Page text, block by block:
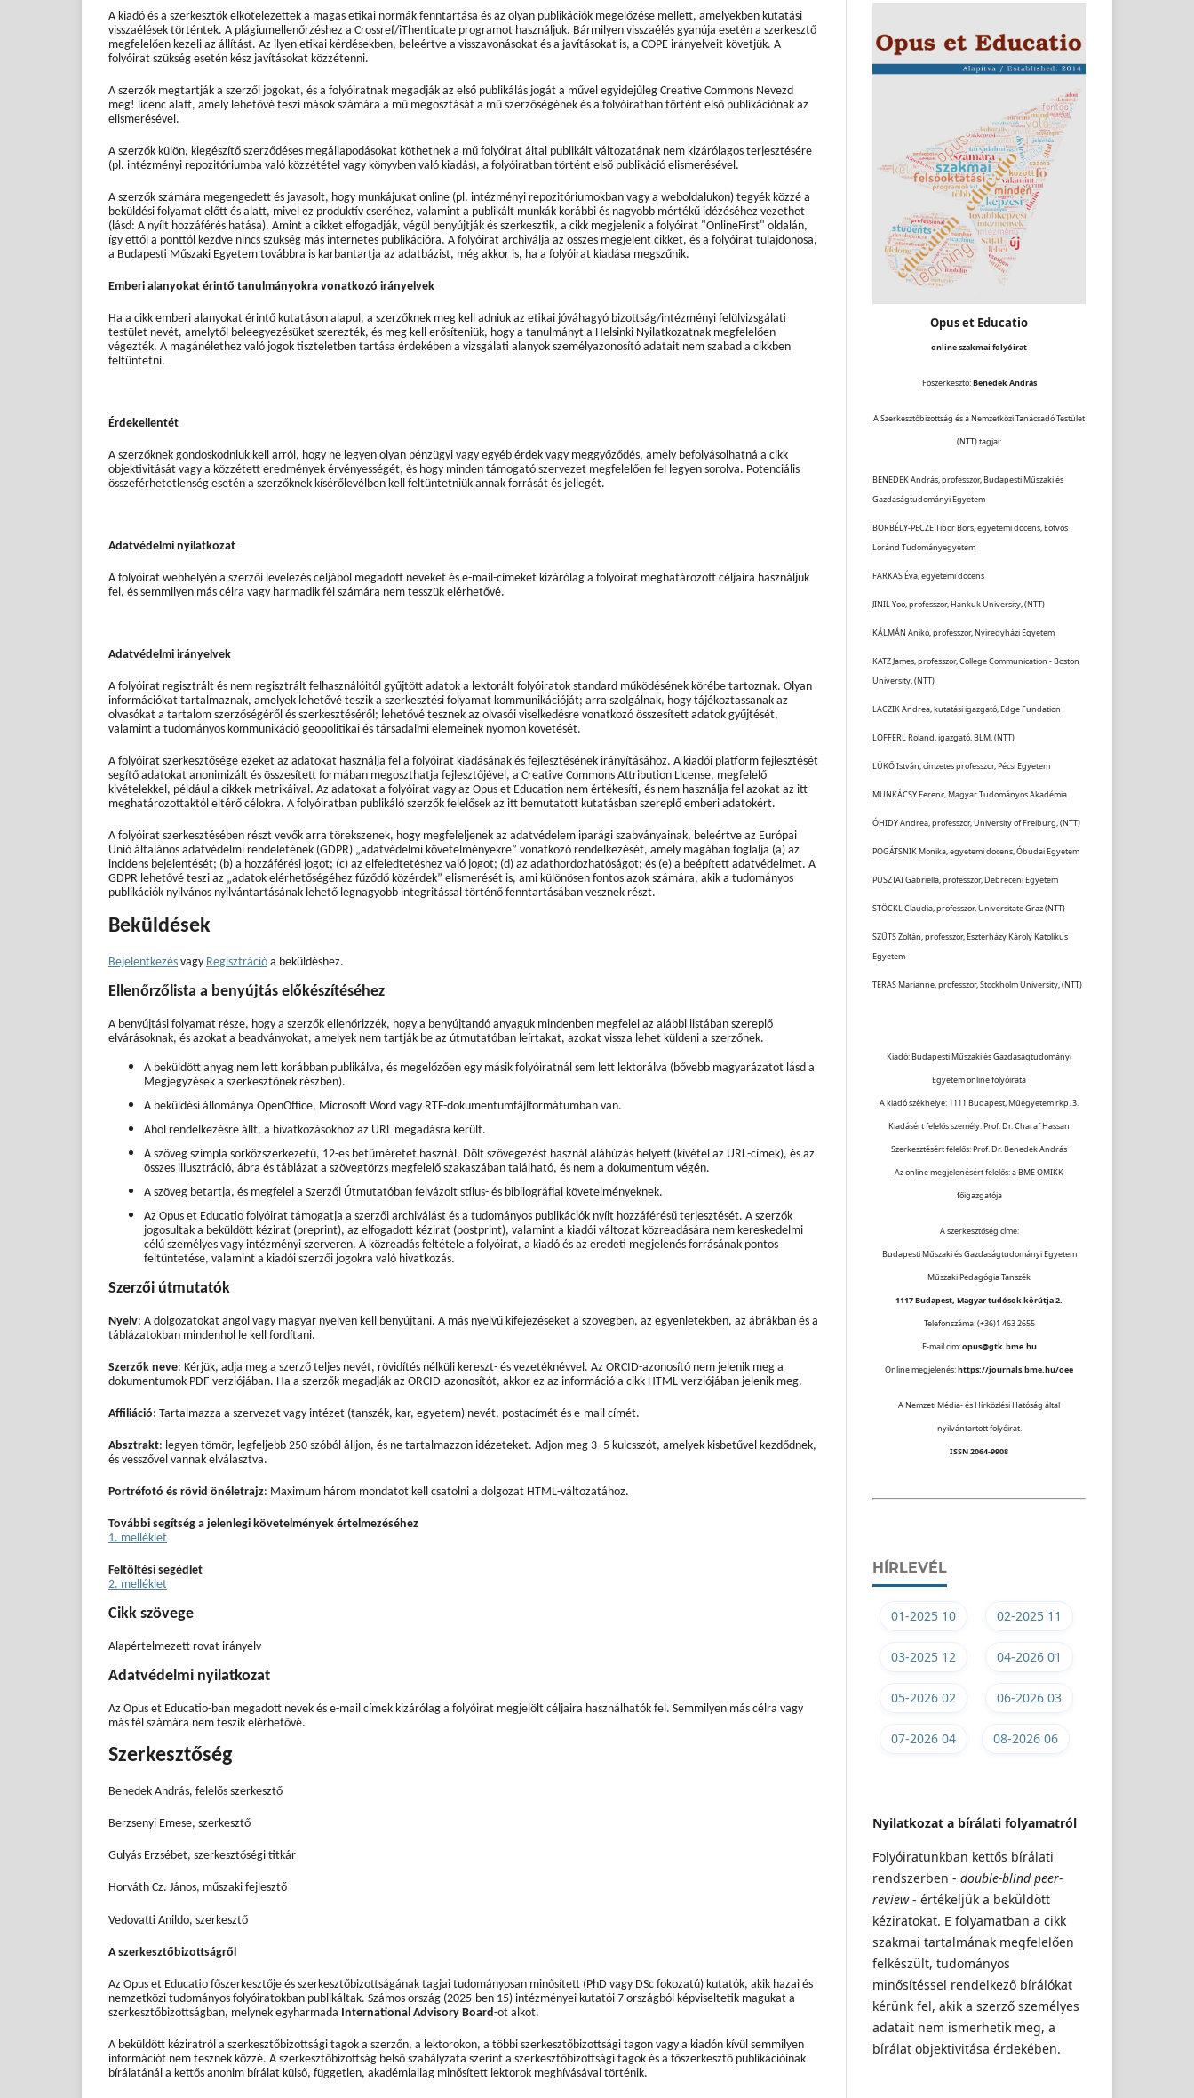
A kiadó és a szerkesztők elkötelezettek a magas etikai normák fenntartása és az olyan publikációk megelőzése mellett, amelyekben kutatási
visszaélések történtek. A plágiumellenőrzéshez a Crossref/iThenticate programot használjuk. Bármilyen visszaélés gyanúja esetén a szerkesztő
megfelelően kezeli az állítást. Az ilyen etikai kérdésekben, beleértve a visszavonásokat és a javításokat is, a COPE irányelveit követjük. A
folyóirat szükség esetén kész javításokat közzétenni.
A szerzők megtartják a szerzői jogokat, és a folyóiratnak megadják az első publikálás jogát a művel egyidejűleg Creative Commons Nevezd
meg! licenc alatt, amely lehetővé teszi mások számára a mű megosztását a mű szerzőségének és a folyóiratban történt első publikációnak az
elismerésével.
A szerzők külön, kiegészítő szerződéses megállapodásokat köthetnek a mű folyóirat által publikált változatának nem kizárólagos terjesztésére
(pl. intézményi repozitóriumba való közzététel vagy könyvben való kiadás), a folyóiratban történt első publikáció elismerésével.
A szerzők számára megengedett és javasolt, hogy munkájukat online (pl. intézményi repozitóriumokban vagy a weboldalukon) tegyék közzé a
beküldési folyamat előtt és alatt, mivel ez produktív cseréhez, valamint a publikált munkák korábbi és nagyobb mértékű idézéséhez vezethet
(lásd: A nyílt hozzáférés hatása). Amint a cikket elfogadják, végül benyújtják és szerkesztik, a cikk megjelenik a folyóirat "OnlineFirst" oldalán,
így ettől a ponttól kezdve nincs szükség más internetes publikációra. A folyóirat archiválja az összes megjelent cikket, és a folyóirat tulajdonosa,
a Budapesti Műszaki Egyetem továbbra is karbantartja az adatbázist, még akkor is, ha a folyóirat kiadása megszűnik.
Emberi alanyokat érintő tanulmányokra vonatkozó irányelvek
Ha a cikk emberi alanyokat érintő kutatáson alapul, a szerzőknek meg kell adniuk az etikai jóváhagyó bizottság/intézményi felülvizsgálati
testület nevét, amelytől beleegyezésüket szerezték, és meg kell erősíteniük, hogy a tanulmányt a Helsinki Nyilatkozatnak megfelelően
végezték. A magánélethez való jogok tiszteletben tartása érdekében a vizsgálati alanyok személyazonosító adatait nem szabad a cikkben
feltüntetni.
Érdekellentét
A szerzőknek gondoskodniuk kell arról, hogy ne legyen olyan pénzügyi vagy egyéb érdek vagy meggyőződés, amely befolyásolhatná a cikk
objektivitását vagy a közzétett eredmények érvényességét, és hogy minden támogató szervezet megfelelően fel legyen sorolva. Potenciális
összeférhetetlenség esetén a szerzőknek kísérőlevélben kell feltüntetniük annak forrását és jellegét.
Adatvédelmi nyilatkozat
A folyóirat webhelyén a szerzői levelezés céljából megadott neveket és e-mail-címeket kizárólag a folyóirat meghatározott céljaira használjuk
fel, és semmilyen más célra vagy harmadik fél számára nem tesszük elérhetővé.
Adatvédelmi irányelvek
A folyóirat regisztrált és nem regisztrált felhasználóitól gyűjtött adatok a lektorált folyóiratok standard működésének körébe tartoznak. Olyan
információkat tartalmaznak, amelyek lehetővé teszik a szerkesztési folyamat kommunikációját; arra szolgálnak, hogy tájékoztassanak az
olvasókat a tartalom szerzőségéről és szerkesztéséről; lehetővé tesznek az olvasói viselkedésre vonatkozó összesített adatok gyűjtését,
valamint a tudományos kommunikáció geopolitikai és társadalmi elemeinek nyomon követését.
A folyóirat szerkesztősége ezeket az adatokat használja fel a folyóirat kiadásának és fejlesztésének irányításához. A kiadói platform fejlesztését
segítő adatokat anonimizált és összesített formában megoszthatja fejlesztőjével, a Creative Commons Attribution License, megfelelő
kivételekkel, például a cikkek metrikáival. Az adatokat a folyóirat vagy az Opus et Education nem értékesíti, és nem használja fel azokat az itt
meghatározottaktól eltérő célokra. A folyóiratban publikáló szerzők felelősek az itt bemutatott kutatásban szereplő emberi adatokért.
A folyóirat szerkesztésében részt vevők arra törekszenek, hogy megfeleljenek az adatvédelem iparági szabványainak, beleértve az Európai
Unió általános adatvédelmi rendeletének (GDPR) „adatvédelmi követelményekre” vonatkozó rendelkezését, amely magában foglalja (a) az
incidens bejelentését; (b) a hozzáférési jogot; (c) az elfeledtetéshez való jogot; (d) az adathordozhatóságot; és (e) a beépített adatvédelmet. A
GDPR lehetővé teszi az „adatok elérhetőségéhez fűződő közérdek” elismerését is, ami különösen fontos azok számára, akik a tudományos
publikációk nyilvános nyilvántartásának lehető legnagyobb integritással történő fenntartásában vesznek részt.
Beküldések
Bejelentkezés vagy Regisztráció a beküldéshez.
Ellenőrzőlista a benyújtás előkészítéséhez
A benyújtási folyamat része, hogy a szerzők ellenőrizzék, hogy a benyújtandó anyaguk mindenben megfelel az alábbi listában szereplő
elvárásoknak, és azokat a beadványokat, amelyek nem tartják be az útmutatóban leírtakat, azokat vissza lehet küldeni a szerzőnek.
A beküldött anyag nem lett korábban publikálva, és megelőzően egy másik folyóiratnál sem lett lektorálva (bővebb magyarázatot lásd a
Megjegyzések a szerkesztőnek részben).
A beküldési állománya OpenOffice, Microsoft Word vagy RTF-dokumentumfájlformátumban van.
Ahol rendelkezésre állt, a hivatkozásokhoz az URL megadásra került.
A szöveg szimpla sorközszerkezetű, 12-es betűméretet használ. Dölt szövegezést használ aláhúzás helyett (kívétel az URL-címek), és az
összes illusztráció, ábra és táblázat a szövegtörzs megfelelő szakaszában található, és nem a dokumentum végén.
A szöveg betartja, és megfelel a Szerzői Útmutatóban felvázolt stílus- és bibliográfiai követelményeknek.
Az Opus et Educatio folyóirat támogatja a szerzői archiválást és a tudományos publikációk nyílt hozzáférésű terjesztését. A szerzők
jogosultak a beküldött kézirat (preprint), az elfogadott kézirat (postprint), valamint a kiadói változat közreadására nem kereskedelmi
célú személyes vagy intézményi szerveren. A közreadás feltétele a folyóirat, a kiadó és az eredeti megjelenés forrásának pontos
feltüntetése, valamint a kiadói szerzői jogokra való hivatkozás.
Szerzői útmutatók
Nyelv: A dolgozatokat angol vagy magyar nyelven kell benyújtani. A más nyelvű kifejezéseket a szövegben, az egyenletekben, az ábrákban és a
táblázatokban mindenhol le kell fordítani.
Szerzők neve: Kérjük, adja meg a szerző teljes nevét, rövidítés nélküli kereszt- és vezetéknévvel. Az ORCID-azonosító nem jelenik meg a
dokumentumok PDF-verziójában. Ha a szerzők megadják az ORCID-azonosítót, akkor ez az információ a cikk HTML-verziójában jelenik meg.
Affiliáció: Tartalmazza a szervezet vagy intézet (tanszék, kar, egyetem) nevét, postacímét és e-mail címét.
Absztrakt: legyen tömör, legfeljebb 250 szóból álljon, és ne tartalmazzon idézeteket. Adjon meg 3–5 kulcsszót, amelyek kisbetűvel kezdődnek,
és vesszővel vannak elválasztva.
Portréfotó és rövid önéletrajz: Maximum három mondatot kell csatolni a dolgozat HTML-változatához.
További segítség a jelenlegi követelmények értelmezéséhez
1. melléklet
Feltöltési segédlet
2. melléklet
Cikk szövege
Alapértelmezett rovat irányelv
Adatvédelmi nyilatkozat
Az Opus et Educatio-ban megadott nevek és e-mail címek kizárólag a folyóirat megjelölt céljaira használhatók fel. Semmilyen más célra vagy
más fél számára nem teszik elérhetővé.
Szerkesztőség
Benedek András, felelős szerkesztő
Berzsenyi Emese, szerkesztő
Gulyás Erzsébet, szerkesztőségi titkár
Horváth Cz. János, műszaki fejlesztő
Vedovatti Anildo, szerkesztő
A szerkesztőbizottságről
Az Opus et Educatio főszerkesztője és szerkesztőbizottságának tagjai tudományosan minősített (PhD vagy DSc fokozatú) kutatók, akik hazai és
nemzetközi tudományos folyóiratokban publikáltak. Számos ország (2025-ben 15) intézményei kutatói 7 országból képviseltetik magukat a
szerkesztőbizottságban, melynek egyharmada International Advisory Board-ot alkot.
A beküldött kéziratról a szerkesztőbizottsági tagok a szerzőn, a lektorokon, a többi szerkesztőbizottsági tagon vagy a kiadón kívül semmilyen
információt nem tesznek közzé. A szerkesztőbizottság belső szabályzata szerint a szerkesztőbizottsági tagok és a főszerkesztő publikációinak
bírálatánál a kettős anonim bírálat külső, független, akadémiailag minősített lektorok meghívásával történik.
Opus et Educatio
online szakmai folyóirat
Főszerkesztő:Benedek András
A Szerkesztőbizottság és a Nemzetközi Tanácsadó Testület
(NTT) tagjai:
BENEDEK András, professzor, Budapesti Műszaki és
Gazdaságtudományi Egyetem
BORBÉLY-PECZE Tibor Bors, egyetemi docens, Eötvös
Loránd Tudományegyetem
FARKAS Éva, egyetemi docens
JINIL Yoo, professzor, Hankuk University, (NTT)
KÁLMÁN Anikó, professzor, Nyiregyházi Egyetem
KATZ James, professzor, College Communication - Boston
University, (NTT)
LACZIK Andrea, kutatási igazgató, Edge Fundation
LÖFFERL Roland, igazgató, BLM, (NTT)
LÜKŐ István, címzetes professzor, Pécsi Egyetem
MUNKÁCSY Ferenc, Magyar Tudományos Akadémia
ÓHIDY Andrea, professzor, University of Freiburg, (NTT)
POGÁTSNIK Monika, egyetemi docens, Óbudai Egyetem
PUSZTAI Gabriella, professzor, Debreceni Egyetem
STÖCKL Claudia, professzor, Universitate Graz (NTT)
SZŰTS Zoltán, professzor, Eszterházy Károly Katolikus
Egyetem
TERAS Marianne, professzor, Stockholm University, (NTT)
Kiadó: Budapesti Műszaki és Gazdaságtudományi
Egyetem online folyóirata
A kiadó székhelye: 1111 Budapest, Műegyetem rkp. 3.
Kiadásért felelős személy: Prof. Dr. Charaf Hassan
Szerkesztésért felelős: Prof. Dr. Benedek András
Az online megjelenésért felelős: a BME OMIKK
főigazgatója
A szerkesztőség címe:
Budapesti Műszaki és Gazdaságtudományi Egyetem
Műszaki Pedagógia Tanszék
1117 Budapest, Magyar tudósok körútja 2.
Telefonszáma: (+36)1 463 2655
E-mail cím:opus@gtk.bme.hu
Online megjelenés:https://journals.bme.hu/oee
A Nemzeti Média- és Hírközlési Hatóság által
nyilvántartott folyóirat.
ISSN 2064-9908
HÍRLEVÉL
01-2025 10 02-2025 11
03-2025 12 04-2026 01
05-2026 02 06-2026 03
07-2026 04 08-2026 06
Nyilatkozat a bírálati folyamatról
Folyóiratunkban kettős bírálati
rendszerben - double-blind peer-
review- értékeljük a beküldött
kéziratokat. E folyamatban a cikk
szakmai tartalmának megfelelően
felkészült, tudományos
minősítéssel rendelkező bírálókat
kérünk fel, akik a szerző személyes
adatait nem ismerhetik meg, a
bírálat objektivitása érdekében.